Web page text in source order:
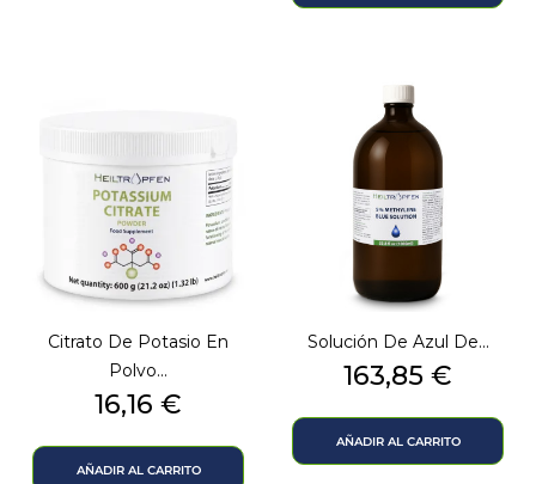
Citrato De Potasio En
Polvo...
Precio
16,16 €
AÑADIR AL CARRITO
Solución De Azul De...
Precio
163,85 €
AÑADIR AL CARRITO